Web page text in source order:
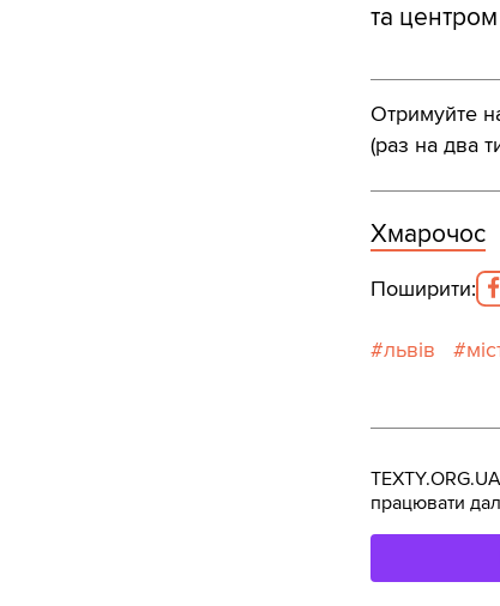
та центром
Отримуйте
(раз на два
Хмарочос
Поширити:
львів
працювати